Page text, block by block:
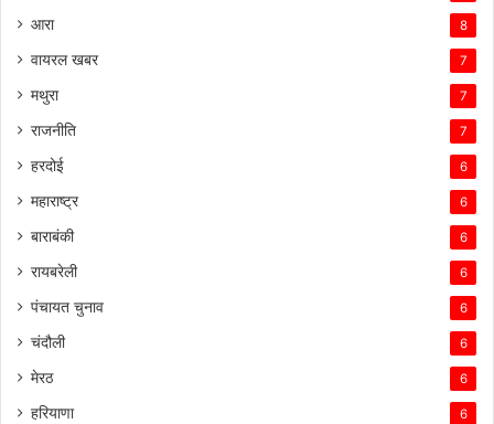
आरा 8
वायरल खबर 7
मथुरा 7
राजनीति 7
हरदोई 6
महाराष्ट्र 6
बाराबंकी 6
रायबरेली 6
पंचायत चुनाव 6
चंदौली 6
मेरठ 6
हरियाणा 6